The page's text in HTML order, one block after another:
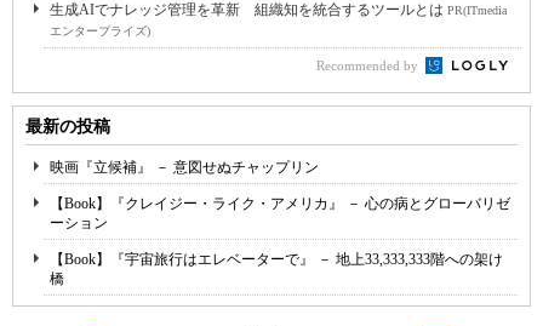
生成AIでナレッジ管理を革新 組織知を統合するツールとは PR(ITmedia
エンタープライズ)
Recommended by
最新の投稿
映画『立候補』 － 意図せぬチャップリン
【Book】『クレイジー・ライク・アメリカ』 － 心の病とグローバリゼ
ーション
【Book】『宇宙旅行はエレベーターで』 － 地上33,333,333階への架け
橋